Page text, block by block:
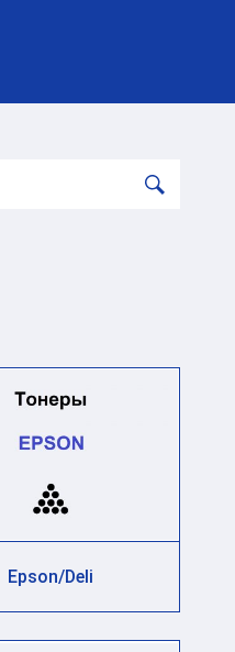
Epson/Deli